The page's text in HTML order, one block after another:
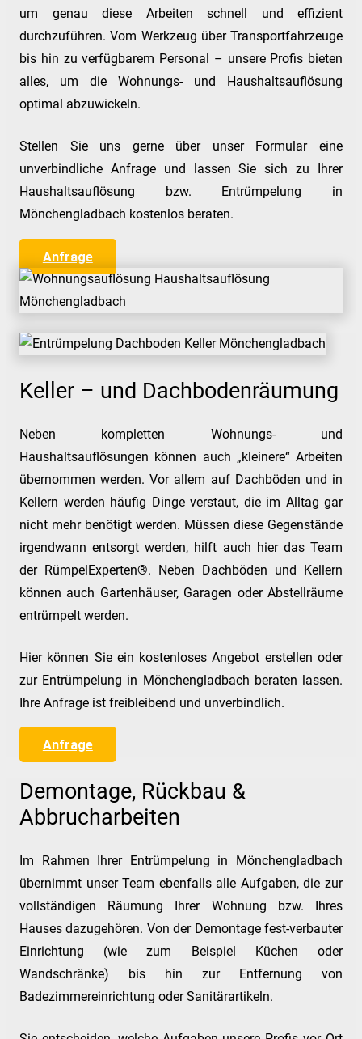
um genau diese Arbeiten schnell und effizient
durchzuführen. Vom Werkzeug über Transportfahrzeuge
bis hin zu verfügbarem Personal – unsere Profis bieten
alles, um die Wohnungs- und Haushaltsauflösung
optimal abzuwickeln.
Stellen Sie uns gerne über unser Formular eine
unverbindliche Anfrage und lassen Sie sich zu Ihrer
Haushaltsauflösung bzw. Entrümpelung in
Mönchengladbach kostenlos beraten.
Anfrage
Keller – und Dachbodenräumung
Neben kompletten Wohnungs- und
Haushaltsauflösungen können auch „kleinere“ Arbeiten
übernommen werden. Vor allem auf Dachböden und in
Kellern werden häufig Dinge verstaut, die im Alltag gar
nicht mehr benötigt werden. Müssen diese Gegenstände
irgendwann entsorgt werden, hilft auch hier das Team
der RümpelExperten®. Neben Dachböden und Kellern
können auch Gartenhäuser, Garagen oder Abstellräume
entrümpelt werden.
Hier können Sie ein kostenloses Angebot erstellen oder
zur Entrümpelung in Mönchengladbach beraten lassen.
Ihre Anfrage ist freibleibend und unverbindlich.
Anfrage
Demontage, Rückbau &
Abbrucharbeiten
Im Rahmen Ihrer Entrümpelung in Mönchengladbach
übernimmt unser Team ebenfalls alle Aufgaben, die zur
vollständigen Räumung Ihrer Wohnung bzw. Ihres
Hauses dazugehören. Von der Demontage fest-verbauter
Einrichtung (wie zum Beispiel Küchen oder
Wandschränke) bis hin zur Entfernung von
Badezimmereinrichtung oder Sanitärartikeln.